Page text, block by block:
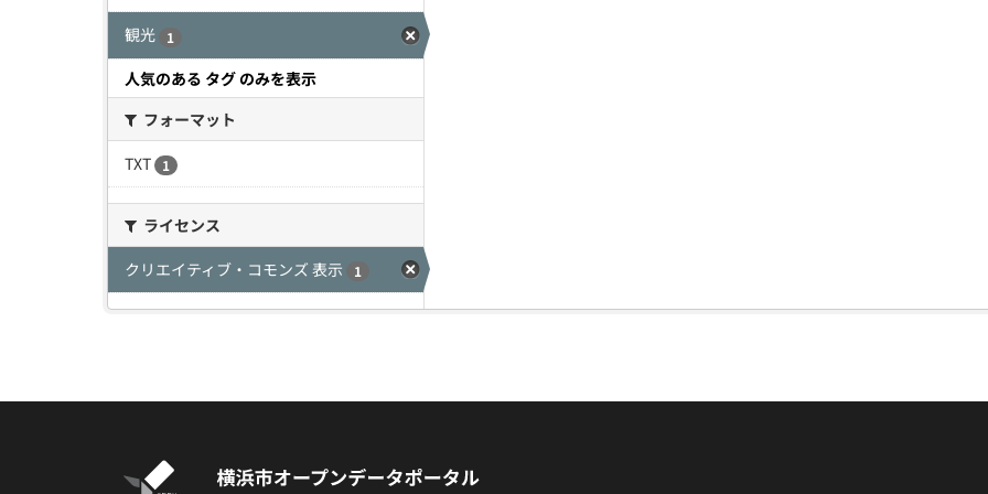
観光 1
人気のある タグ のみを表示
フォーマット
TXT
1
ライセンス
クリエイティブ・コモンズ 表示
1